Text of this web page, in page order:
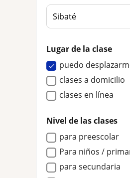
Lugar de la clase
puedo
clases a domicilio
clases en línea
Nivel de las clases
para preescolar
Para niños /
para secundaria